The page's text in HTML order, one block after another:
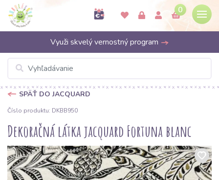
0
Využi skvelý vernostný program
SPÄŤ DO JACQUARD
Číslo produktu: DKBB950
Dekoračná látka jacquard Fortuna blanc